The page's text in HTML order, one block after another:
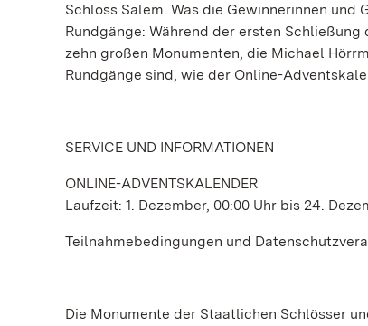
Schloss Salem. Was die Gewinnerinnen
Rundgänge: Während der ersten
zehn großen Monumenten, die Michael
Rundgänge sind, wie der Online-
SERVICE UND INFORMATIONEN
ONLINE-ADVENTSKALENDER
Laufzeit: 1. Dezember, 00:00 Uhr bis 24.
Teilnahmebedingungen und
Die Monumente der Staatlichen Schlösser